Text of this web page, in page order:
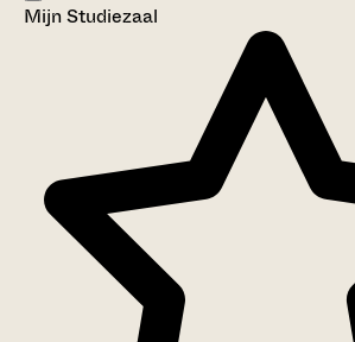
Mijn Studiezaal